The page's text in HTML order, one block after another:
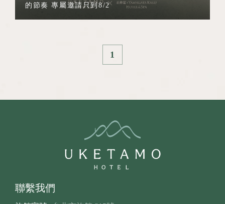
的節奏 專屬邀請只到8/2
1
聯繫我們